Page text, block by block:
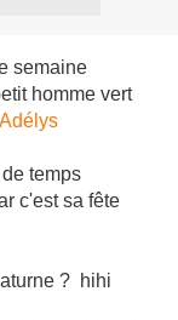
semaine
homme vert
Adélys
temps
c'est sa fête
? hihi